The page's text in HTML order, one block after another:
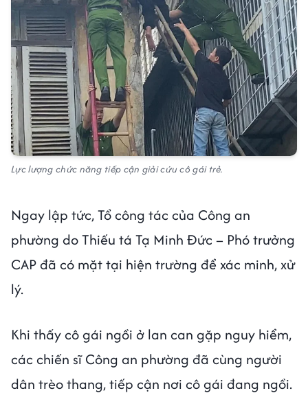
Lực lượng chức năng tiếp cận giải cứu cô gái trẻ.
Ngay lập tức, Tổ công tác của Công an
phường do Thiếu tá Tạ Minh Đức – Phó trưởng
CAP đã có mặt tại hiện trường để xác minh, xử
lý.
Khi thấy cô gái ngồi ở lan can gặp nguy hiểm,
các chiến sĩ Công an phường đã cùng người
dân trèo thang, tiếp cận nơi cô gái đang ngồi.